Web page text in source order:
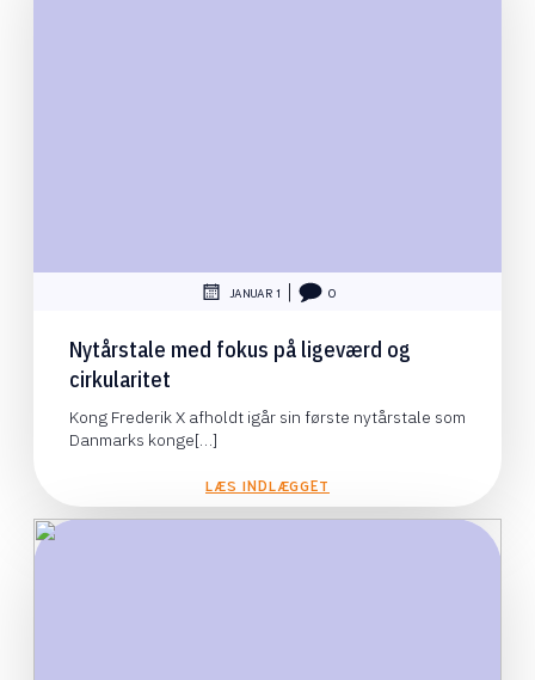
JANUAR 1 0
Nytårstale med fokus på ligeværd og
cirkularitet
Kong Frederik X afholdt igår sin første nytårstale som
Danmarks konge[…]
LÆS INDLÆGGET